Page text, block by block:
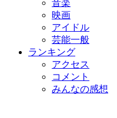
音楽
映画
アイドル
芸能一般
ランキング
アクセス
コメント
みんなの感想